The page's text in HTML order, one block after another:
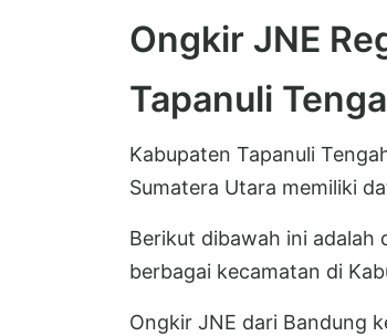
Ongkir JNE
Tapanuli
Kabupaten Tapanuli
Sumatera Utara memiliki
Berikut dibawah ini
berbagai kecamatan di
Ongkir JNE dari Bandung